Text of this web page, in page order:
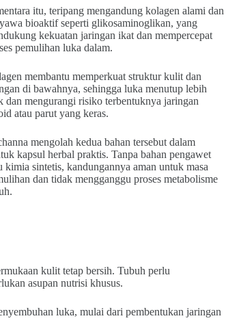
itu, teripang mengandung kolagen alami dan
bioaktif seperti glikosaminoglikan, yang
kekuatan jaringan ikat dan mempercepat
pemulihan luka dalam.
membantu memperkuat struktur kulit dan
di bawahnya, sehingga luka menutup lebih
dan mengurangi risiko terbentuknya jaringan
atau parut yang keras.
mengolah kedua bahan tersebut dalam
kapsul herbal praktis. Tanpa bahan pengawet
kimia sintetis, kandungannya aman untuk masa
dan tidak mengganggu proses metabolisme
kulit tetap bersih. Tubuh perlu
asupan nutrisi khusus.
luka, mulai dari pembentukan jaringan